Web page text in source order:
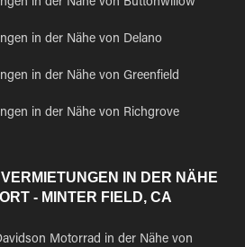
in der Nähe von Buttonwillow
in der Nähe von Delano
in der Nähe von Greenfield
in der Nähe von Richgrove
IN DER NÄHE
- MINTER FIELD, CA
Motorrad in der Nähe von